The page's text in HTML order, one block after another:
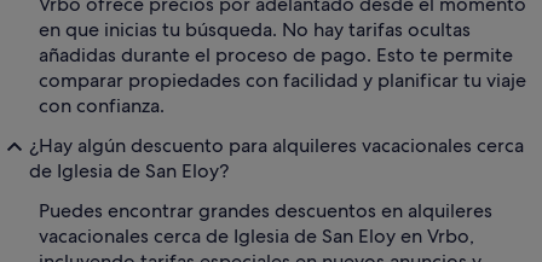
en que inicias tu búsqueda. No hay tarifas ocultas
añadidas durante el proceso de pago. Esto te permite
comparar propiedades con facilidad y planificar tu viaje
con confianza.
¿Hay algún descuento para alquileres vacacionales cerca
de Iglesia de San Eloy?
Puedes encontrar grandes descuentos en alquileres
vacacionales cerca de Iglesia de San Eloy en Vrbo,